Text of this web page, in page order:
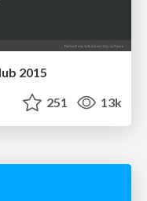
2015
251 13k